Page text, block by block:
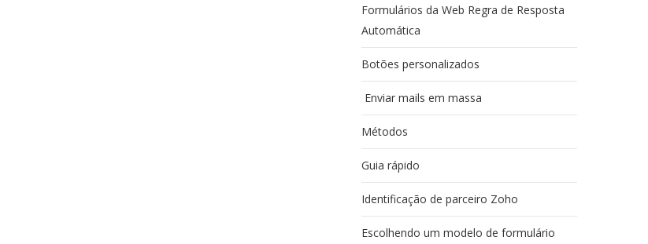
Formulários da Web Regra de Resposta
Automática
Botões personalizados
Enviar mails em massa
Métodos
Guia rápido
Identificação de parceiro Zoho
Escolhendo um modelo de formulário